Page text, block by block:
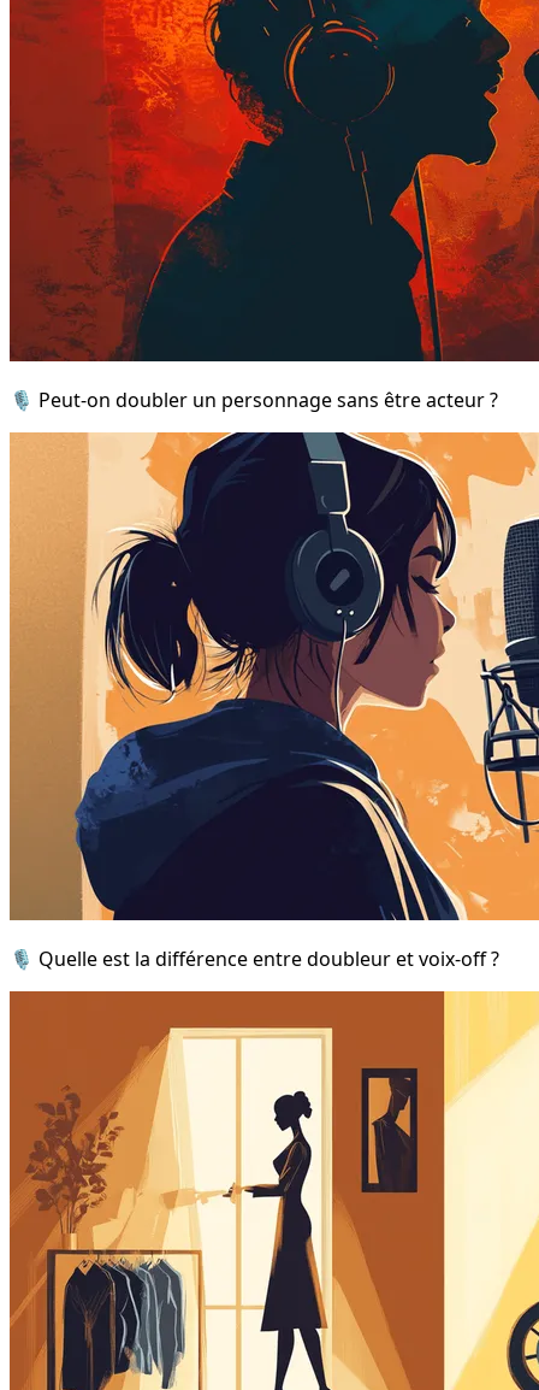
🎙️ Peut-on doubler un personnage sans être acteur ?
🎙️ Quelle est la différence entre doubleur et voix-off ?